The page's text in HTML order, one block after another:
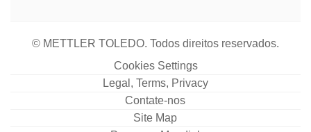
© METTLER TOLEDO. Todos direitos reservados.
Cookies Settings
Legal, Terms, Privacy
Contate-nos
Site Map